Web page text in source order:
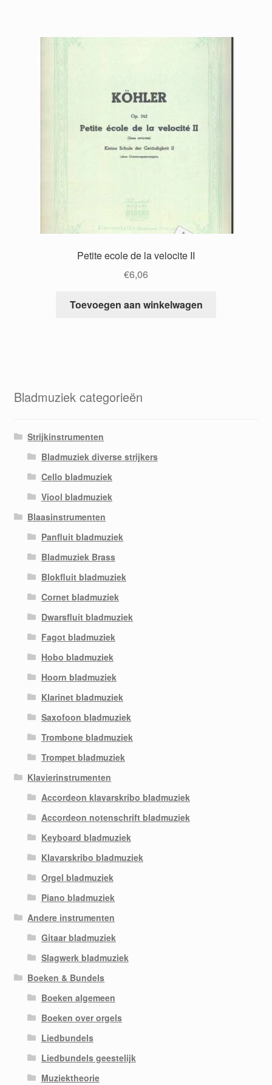
Petite ecole de la velocite II
€6,06
Toevoegen aan winkelwagen
Bladmuziek categorieën
Strijkinstrumenten
Bladmuziek diverse strijkers
Cello bladmuziek
Viool bladmuziek
Blaasinstrumenten
Panfluit bladmuziek
Bladmuziek Brass
Blokfluit bladmuziek
Cornet bladmuziek
Dwarsfluit bladmuziek
Fagot bladmuziek
Hobo bladmuziek
Hoorn bladmuziek
Klarinet bladmuziek
Saxofoon bladmuziek
Trombone bladmuziek
Trompet bladmuziek
Klavierinstrumenten
Accordeon klavarskribo bladmuziek
Accordeon notenschrift bladmuziek
Keyboard bladmuziek
Klavarskribo bladmuziek
Orgel bladmuziek
Piano bladmuziek
Andere instrumenten
Gitaar bladmuziek
Slagwerk bladmuziek
Boeken & Bundels
Boeken algemeen
Boeken over orgels
Liedbundels
Liedbundels geestelijk
Muziektheorie